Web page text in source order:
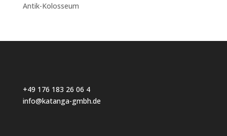
Antik-Kolosseum
+49 176 183 26 06 4
info@katanga-gmbh.de